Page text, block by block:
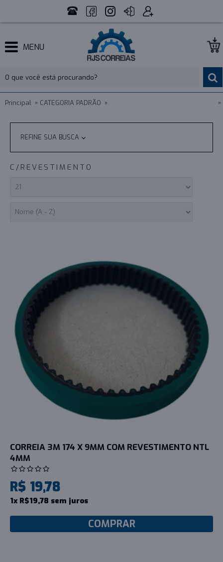
MENU
Principal CATEGORIA PADRÃO
REFINE SUA BUSCA
C/REVESTIMENTO
CORREIA 3M 174 X 9MM COM REVESTIMENTO NTL
4MM
R$ 19,78
1x R$19,78 sem juros
COMPRAR